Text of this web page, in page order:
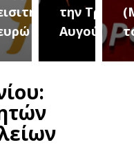
2 την Τρίτη 18
Αυγούστουτου